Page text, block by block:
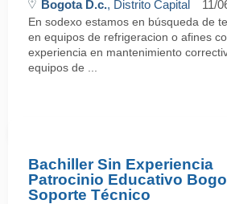
Bogota D.c., Distrito Capital 11/
En sodexo estamos en búsqueda de
en equipos de refrigeracion o afines
experiencia en mantenimiento
equipos de ...
Bachiller Sin Experiencia
Patrocinio Educativo
Soporte Técnico